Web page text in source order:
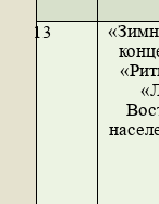
13